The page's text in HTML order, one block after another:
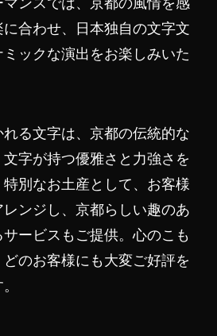
合わせ、日本独自の文字文
ックな演出をお楽しみいた
る文字は、京都の伝統的な
字が持つ優雅さと力強さを
別なお土産として、お客様
ンジし、京都らしい趣のあ
ービスもご提供。心のこも
のお客様にも大変ご好評を